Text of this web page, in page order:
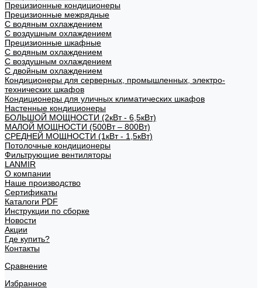
Прецизионные кондиционеры
Прецизионные межрядные
С водяным охлаждением
С воздушным охлаждением
Прецизионные шкафные
С водяным охлаждением
С воздушным охлаждением
С двойным охлаждением
Кондиционеры для серверных, промышленных, электро-
технических шкафов
Кондиционеры для уличных климатических шкафов
Настенные кондиционеры
БОЛЬШОЙ МОЩНОСТИ (2кВт - 6,5кВт)
МАЛОЙ МОЩНОСТИ (500Вт – 800Вт)
СРЕДНЕЙ МОЩНОСТИ (1кВт - 1,5кВт)
Потолочные кондиционеры
Фильтрующие вентиляторы
LANMIR
О компании
Наше производство
Сертификаты
Каталоги PDF
Инструкции по сборке
Новости
Акции
Где купить?
Контакты
Сравнение
Избранное